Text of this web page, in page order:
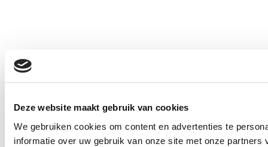
Deze website maakt gebruik van cookies
We gebruiken cookies om content en advertenties te
informatie over uw gebruik van onze site met onze